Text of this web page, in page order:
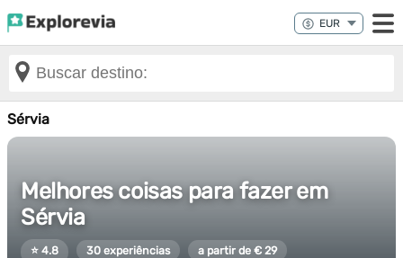
Sérvia
Melhores coisas para fazer em
Sérvia
⭐ 4.8 30 experiências a partir de € 29